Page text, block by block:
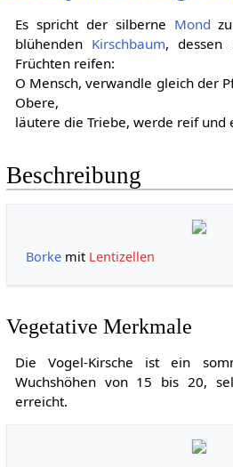
Es spricht der silberne Mond
blühenden Kirschbaum, dessen
Früchten reifen:
O Mensch, verwandle gleich der
Obere,
läutere die Triebe, werde reif und
Beschreibung
Borke mit Lentizellen
Vegetative Merkmale
Die Vogel-Kirsche ist ein
Wuchshöhen von 15 bis 20,
erreicht.